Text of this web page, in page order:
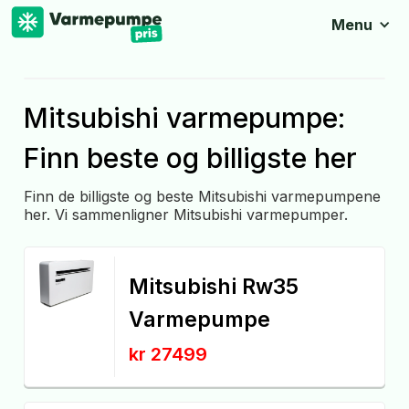
Menu
Mitsubishi varmepumpe:
Finn beste og billigste her
Finn de billigste og beste Mitsubishi varmepumpene
her. Vi sammenligner Mitsubishi varmepumper.
Mitsubishi Rw35
Varmepumpe
kr 27499